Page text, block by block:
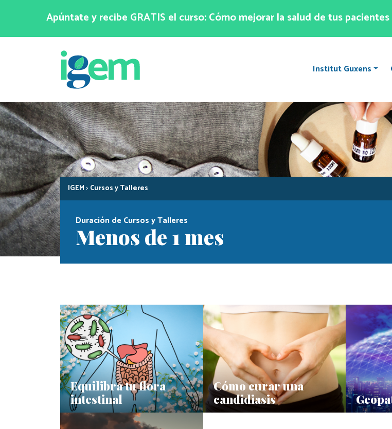
Apúntate y recibe GRATIS el curso: Cómo mejorar la salud de tus
Institut Guxens
IGEM> Cursos y Talleres
Duración de Cursos y Talleres
Menos de 1 mes
Equilibra tu flora
intestinal
Cómo curar una
candidiasis